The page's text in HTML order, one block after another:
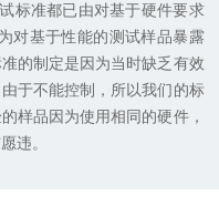
标准都已由对基于硬件要求
对基于性能的测试样品暴露
的制定是因为当时缺乏有效
于不能控制，所以我们的标
样品因为使用相同的硬件，
违。